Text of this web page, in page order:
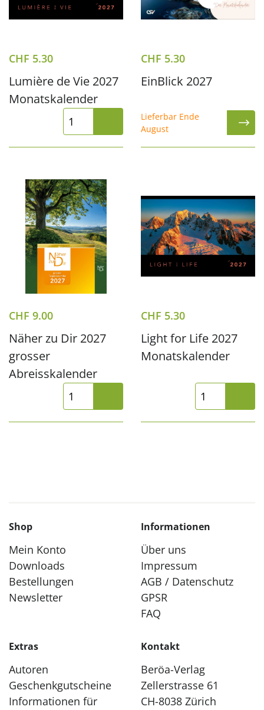
CHF 5.30
Lumière de Vie 2027
Monatskalender
CHF 5.30
EinBlick 2027
Lieferbar Ende
August
CHF 9.00
Näher zu Dir 2027
grosser
Abreisskalender
CHF 5.30
Light for Life 2027
Monatskalender
Shop
Mein Konto
Downloads
Bestellungen
Newsletter
Informationen
Über uns
Impressum
AGB / Datenschutz
GPSR
FAQ
Extras
Autoren
Geschenkgutscheine
Informationen für
Kontakt
Beröa-Verlag
Zellerstrasse 61
CH-8038 Zürich